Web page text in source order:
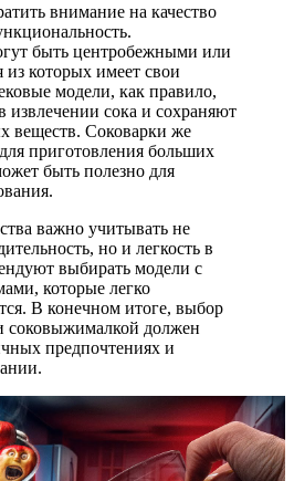
внимание на качество
быть центробежными или
которых имеет свои
модели, как правило,
извлечении сока и сохраняют
веществ. Соковарки же
приготовления больших
быть полезно для
важно учитывать не
но и легкость в
выбирать модели с
которые легко
В конечном итоге, выбор
соковыжималкой должен
предпочтениях и